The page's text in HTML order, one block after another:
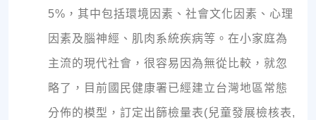
5%，其中包括環境因素、社會文化因素、心理
因素及腦神經、肌肉系統疾病等。在小家庭為
主流的現代社會，很容易因為無從比較，就忽
略了，目前國民健康署已經建立台灣地區常態
分佈的模型，訂定出篩檢量表(兒童發展檢核表,